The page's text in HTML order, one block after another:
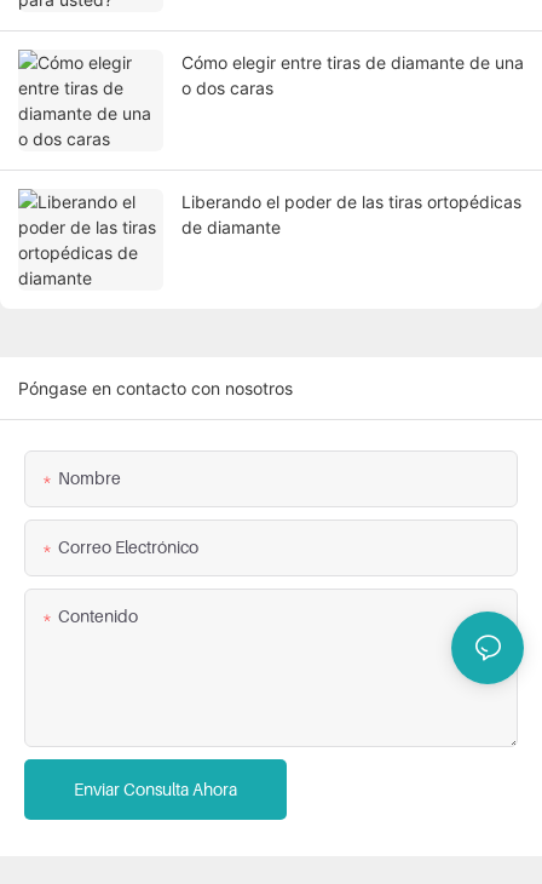
Cómo elegir entre tiras de diamante de una
o dos caras
Liberando el poder de las tiras ortopédicas
de diamante
Póngase en contacto con nosotros
Nombre
Correo Electrónico
Contenido
Enviar Consulta Ahora